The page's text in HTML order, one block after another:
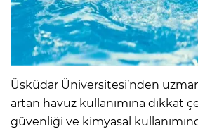
Üsküdar Üniversitesi’nden
artan havuz kullanımına dikkat
güvenliği ve kimyasal